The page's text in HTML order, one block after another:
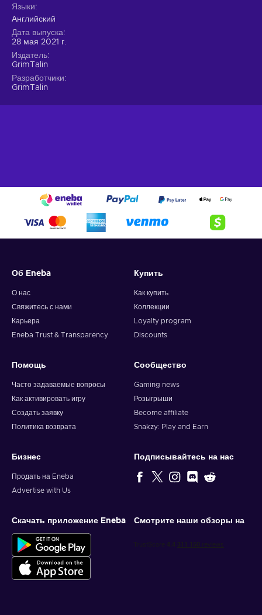
Языки
Английский
Дата выпуска
28 мая 2021 г.
Издатель
GrimTalin
Разработчики
GrimTalin
Об Eneba
О нас
Свяжитесь с нами
Карьера
Eneba Trust & Transparency
Купить
Как купить
Коллекции
Loyalty program
Discounts
Помощь
Часто задаваемые вопросы
Как активировать игру
Создать заявку
Политика возврата
Сообщество
Gaming news
Розыгрыши
Become affiliate
Snakzy: Play and Earn
Бизнес
Продать на Eneba
Advertise with Us
Подписывайтесь на нас
Скачать приложение Eneba Смотрите наши обзоры на